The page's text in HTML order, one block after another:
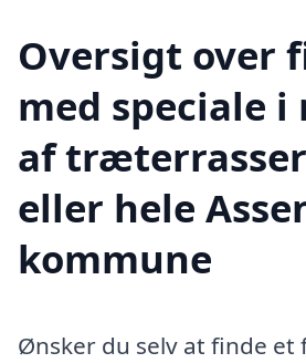
Oversigt over
med speciale i
af træterrasser
eller hele
kommune
Ønsker du selv at finde et